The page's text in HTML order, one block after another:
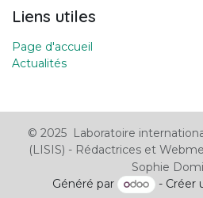
Liens utiles
Page d'accueil
Actualités
© 2025 Laboratoire
(LISIS) - Rédactrices et
Sophie
Généré par
- Créer